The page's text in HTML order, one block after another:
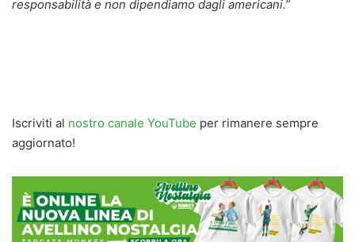
responsabilità e non dipendiamo dagli americani.”
Iscriviti al nostro canale YouTube per rimanere sempre
aggiornato!